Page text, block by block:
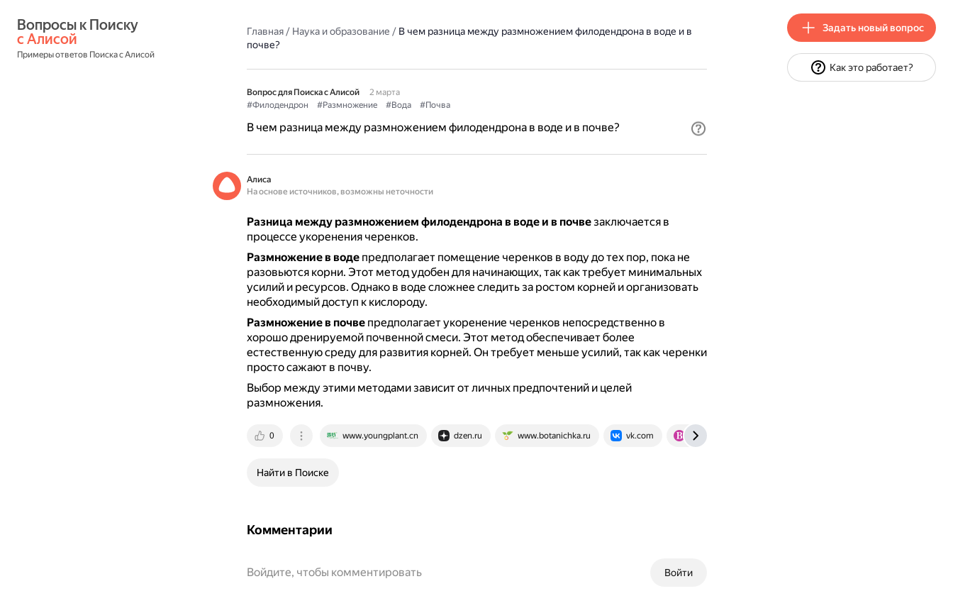
с Алисой
Примеры ответов Поиска с Алисой
Главная/ Наука и образование / В чем разница между размножением филодендрона в воде и в
почве?
Вопрос для Поиска с Алисой
2 марта
#Филодендрон
#Размножение #Вода #Почва
В чем разница между размножением филодендрона в воде и в почве?
Алиса
На основе источников, возможны неточности
Разница между размножением филодендрона в воде и в почвезаключается в
процессе укоренения черенков.
Размножение в водепредполагает помещение черенков в воду до тех пор, пока не
разовьются корни. Этот метод удобен для начинающих, так как требует минимальных
усилий и ресурсов. Однако в воде сложнее следить за ростом корней и организовать
необходимый доступ к кислороду.
Размножение в почвепредполагает укоренение черенков непосредственно в
хорошо дренируемой почвенной смеси. Этот метод обеспечивает более
естественную среду для развития корней. Он требует меньше усилий, так как черенки
просто сажают в почву.
Выбор между этими методами зависит от личных предпочтений и целей
размножения.
0 www.youngplant.cn dzen.ru www.botanichka.ru vk.com www.bhg.com
Найти в Поиске
Комментарии
Войти
Войдите, чтобы комментировать
Задать новый вопрос
Как это работает?